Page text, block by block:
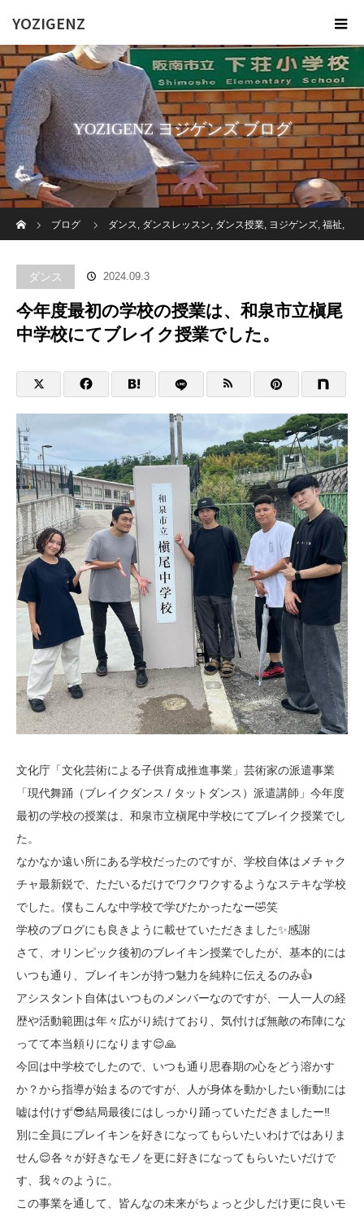
YOZIGENZ
YOZIGENZ ヨジゲンズ ブログ
ブログ
ダンス, ダンスレッスン, ダンス授業, ヨジゲンズ, 福祉,
校にてブレイク授業でした。
ダンス 2024.09.3
今年度最初の学校の授業は、和泉市立槇尾
中学校にてブレイク授業でした。
文化庁「文化芸術による子供育成推進事業」芸術家の派遣事業
「現代舞踊（ブレイクダンス / タットダンス）派遣講師」今年度
最初の学校の授業は、和泉市立槇尾中学校にてブレイク授業でし
た。
なかなか遠い所にある学校だったのですが、学校自体はメチャク
チャ最新鋭で、ただいるだけでワクワクするようなステキな学校
でした。僕もこんな中学校で学びたかったなー🤣笑
学校のブログにも良きように載せていただきました✨感謝
さて、オリンピック後初のブレイキン授業でしたが、基本的には
いつも通り、ブレイキンが持つ魅力を純粋に伝えるのみ👍
アシスタント自体はいつものメンバーなのですが、一人一人の経
歴や活動範囲は年々広がり続けており、気付けば無敵の布陣にな
ってて本当頼りになります😌🙏
今回は中学校でしたので、いつも通り思春期の心をどう溶かす
か？から指導が始まるのですが、人が身体を動かしたい衝動には
嘘は付けず😎結局最後にはしっかり踊っていただきましたー‼️
別に全員にブレイキンを好きになってもらいたいわけではありま
せん😌各々が好きなモノを更に好きになってもらいたいだけで
す、我々のように。
この事業を通して、皆んなの未来がちょっと少しだけ更に良いモ